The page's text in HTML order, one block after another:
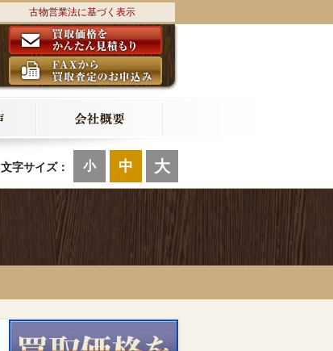
古物営業法に基づく表示
文字サイズ： 小 中 大